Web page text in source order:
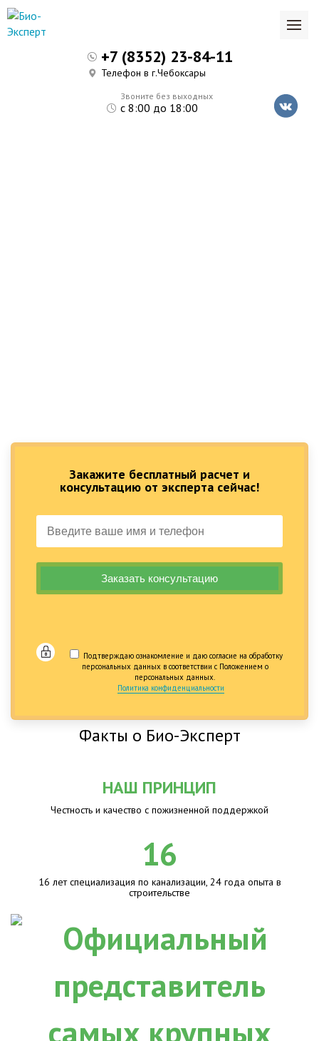
Закажите бесплатный расчет и
консультацию от эксперта сейчас!
Подтверждаю ознакомление и даю согласие на обработку
персональных данных в соответствии с Положением о
персональных данных.
Политика конфиденциальности
Звоните без выходных
с 8:00 до 18:00
+7 (8352) 23-84-11
Телефон в г.Чебоксары
Факты о Био-Эксперт
НАШ ПРИНЦИП
Честность и качество с пожизненной поддержкой
16
16 лет специализация по канализации, 24 года опыта в
строительстве